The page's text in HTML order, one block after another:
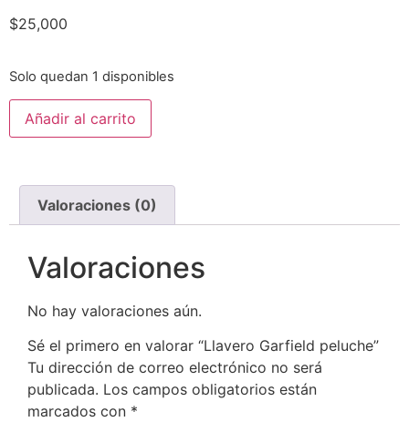
$25,000
Solo quedan 1 disponibles
Añadir al carrito
Valoraciones (0)
Valoraciones
No hay valoraciones aún.
Sé el primero en valorar “Llavero Garfield peluche”
Tu dirección de correo electrónico no será
publicada. Los campos obligatorios están
marcados con *